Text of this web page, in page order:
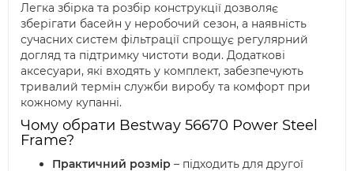
Легка збірка та розбір конструкції дозволяє
зберігати басейн у неробочий сезон, а наявність
сучасних систем фільтрації спрощує регулярний
догляд та підтримку чистоти води. Додаткові
аксесуари, які входять у комплект, забезпечують
тривалий термін служби виробу та комфорт при
кожному купанні.
Чому обрати Bestway 56670 Power Steel
Frame?
Практичний розмір – підходить для другої